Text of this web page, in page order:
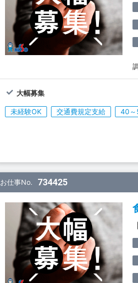
大幅募集
未経験OK 交通費規定支給 40～
お仕事No. 734425